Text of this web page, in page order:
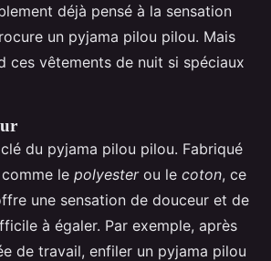
déjà pensé à la sensation
un pyjama pilou pilou. Mais
ces vêtements de nuit si spéciaux
du pyjama pilou pilou. Fabriqué
le polyesterou le coton, ce
une sensation de douceur et de
à égaler. Par exemple, après
de travail, enfiler un pyjama pilou